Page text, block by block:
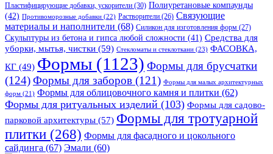
Пластифицирующие добавки, ускорители (30) Полиуретановые компаунды
(42) Противоморозные добавки (22) Растворители (26) Связующие
материалы и наполнители (68) Силикон для изготовления форм (27)
Скульптуры из бетона и гипса любой сложности (41) Средства для
уборки, мытья, чистки (59) Стекломаты и стеклоткани (23) ФАСОВКА,
КГ (49) Формы (1123) Формы для брусчатки
(124)Формы для заборов (121) Формы для малых архитектурных
форм (21) Формы для облицовочного камня и плитки (62)
Формы для ритуальных изделий (103) Формы для садово-
парковой архитектуры (57) Формы для тротуарной
плитки (268) Формы для фасадного и цокольного
сайдинга (67) Эмали (60)